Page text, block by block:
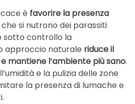
è favorire la presenza
si nutrono dei parassiti
sotto controllo la
approccio naturale riduce il
mantiene l’ambiente più sano.
e la pulizia delle zone
la presenza di lumache e